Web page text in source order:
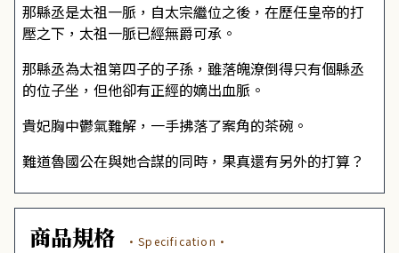
那縣丞是太祖一脈，自太宗繼位之後，在歷任皇帝的打
壓之下，太祖一脈已經無爵可承。
那縣丞為太祖第四子的子孫，雖落魄潦倒得只有個縣丞
的位子坐，但他卻有正經的嫡出血脈。
貴妃胸中鬱氣難解，一手拂落了案角的茶碗。
難道魯國公在與她合謀的同時，果真還有另外的打算？
商品規格 ·Specification·